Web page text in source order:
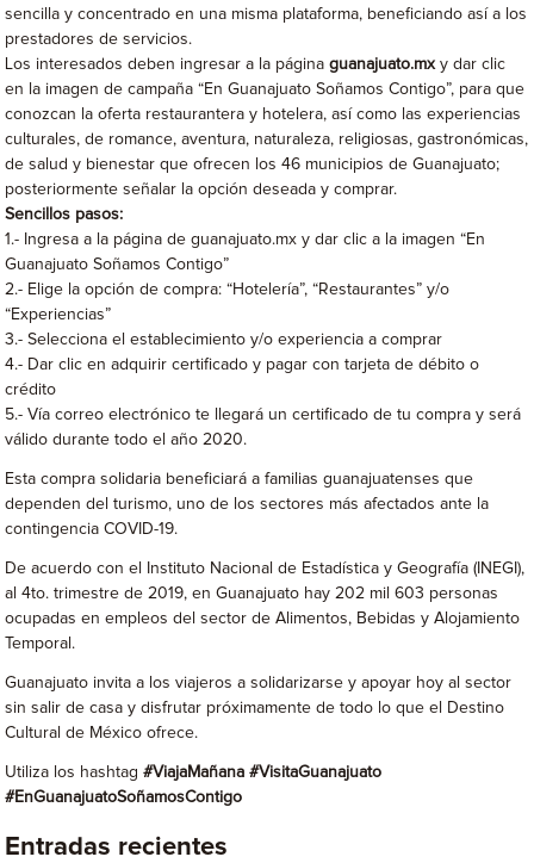
sencilla y concentrado en una misma plataforma, beneficiando así a los
prestadores de servicios.
Los interesados deben ingresar a la páginaguanajuato.mxy dar clic
en la imagen de campaña “En Guanajuato Soñamos Contigo”, para que
conozcan la oferta restaurantera y hotelera, así como las experiencias
culturales, de romance, aventura, naturaleza, religiosas, gastronómicas,
de salud y bienestar que ofrecen los 46 municipios de Guanajuato;
posteriormente señalar la opción deseada y comprar.
Sencillos pasos:
1.- Ingresa a la página de guanajuato.mx y dar clic a la imagen “En
Guanajuato Soñamos Contigo”
2.- Elige la opción de compra: “Hotelería”, “Restaurantes” y/o
“Experiencias”
3.- Selecciona el establecimiento y/o experiencia a comprar
4.- Dar clic en adquirir certificado y pagar con tarjeta de débito o
crédito
5.- Vía correo electrónico te llegará un certificado de tu compra y será
válido durante todo el año 2020.
Esta compra solidaria beneficiará a familias guanajuatenses que
dependen del turismo, uno de los sectores más afectados ante la
contingencia COVID-19.
De acuerdo con el Instituto Nacional de Estadística y Geografía (INEGI),
al 4to. trimestre de 2019, en Guanajuato hay 202 mil 603 personas
ocupadas en empleos del sector de Alimentos, Bebidas y Alojamiento
Temporal.
Guanajuato invita a los viajeros a solidarizarse y apoyar hoy al sector
sin salir de casa y disfrutar próximamente de todo lo que el Destino
Cultural de México ofrece.
Utiliza los hashtag#ViajaMañana #VisitaGuanajuato
#EnGuanajuatoSoñamosContigo
Entradas recientes